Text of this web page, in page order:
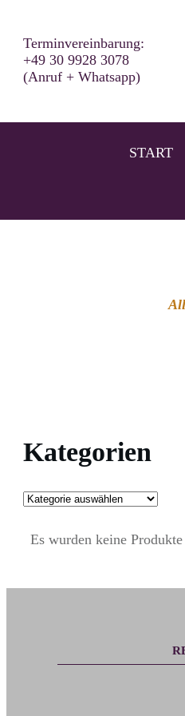
Terminvereinbarung:
+49 30 9928 3078
(Anruf + Whatsapp)
START
Kategorien
Es wurden keine